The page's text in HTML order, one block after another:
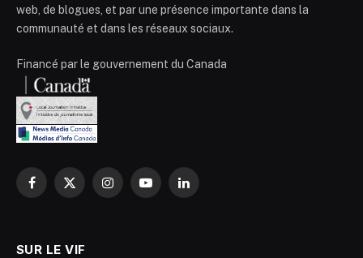
web, de blogues, et par une présence importante dans la
communauté et dans les réseaux sociaux.
Financé par le gouvernement du Canada
Facebook
X
InstagramYouTubeLinkedIn
SUR LE VIF